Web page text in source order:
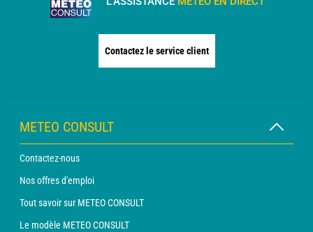
Contactez le service client
METEO CONSULT
Contactez-nous
Nos offres d'emploi
Tout savoir sur METEO CONSULT
Le modèle METEO CONSULT